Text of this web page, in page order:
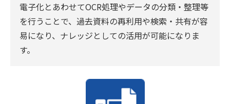
電子化とあわせてOCR処理やデータの分類・整理等
を行うことで、過去資料の再利用や検索・共有が容
易になり、ナレッジとしての活用が可能になりま
す。